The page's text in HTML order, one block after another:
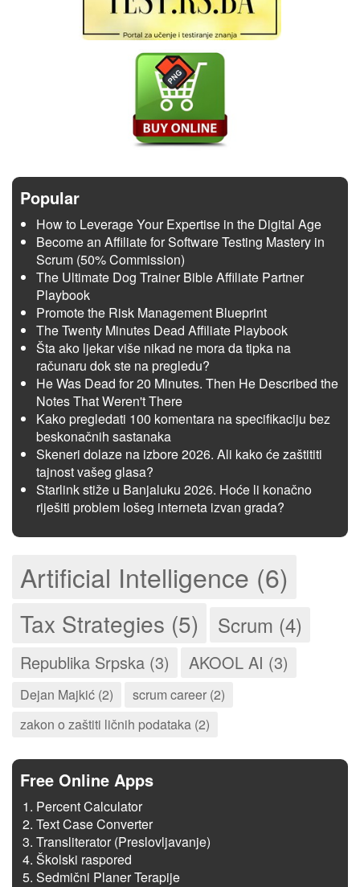
Popular
How to Leverage Your Expertise in the Digital Age
Become an Affiliate for Software Testing Mastery in
Scrum (50% Commission)
The Ultimate Dog Trainer Bible Affiliate Partner
Playbook
Promote the Risk Management Blueprint
The Twenty Minutes Dead Affiliate Playbook
Šta ako ljekar više nikad ne mora da tipka na
računaru dok ste na pregledu?
He Was Dead for 20 Minutes. Then He Described the
Notes That Weren't There
Kako pregledati 100 komentara na specifikaciju bez
beskonačnih sastanaka
Skeneri dolaze na izbore 2026. Ali kako će zaštititi
tajnost vašeg glasa?
Starlink stiže u Banjaluku 2026. Hoće li konačno
riješiti problem lošeg interneta izvan grada?
Artificial Intelligence (6)
Tax Strategies (5) Scrum (4)
Republika Srpska (3) AKOOL AI (3)
Dejan Majkić (2)
scrum career (2)
zakon o zaštiti ličnih podataka (2)
Free Online Apps
Percent Calculator
Text Case Converter
Transliterator (Preslovljavanje)
Školski raspored
Sedmični Planer Terapije